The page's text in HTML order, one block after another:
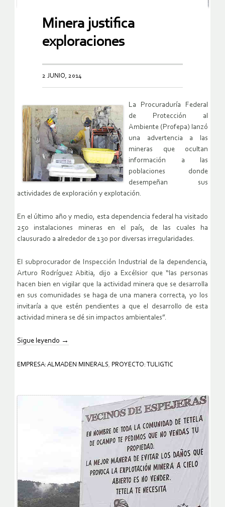
Minera justifica
exploraciones
2 JUNIO, 2014
La Procuraduría Federal
de Protección al
Ambiente (Profepa) lanzó
una advertencia a las
mineras que ocultan
información a las
poblaciones donde
desempeñan sus
actividades de exploración y explotación.
En el último año y medio, esta dependencia federal ha visitado
250 instalaciones mineras en el país, de las cuales ha
clausurado a alrededor de 130 por diversas irregularidades.
El subprocurador de Inspección Industrial de la dependencia,
Arturo Rodríguez Abitia, dijo a Excélsior que “las personas
hacen bien en vigilar que la actividad minera que se desarrolla
en sus comunidades se haga de una manera correcta, yo los
invitaría a que estén pendientes a que el desarrollo de esta
actividad minera se dé sin impactos ambientales”.
Sigue leyendo →
EMPRESA: ALMADEN MINERALS, PROYECTO: TULIGTIC